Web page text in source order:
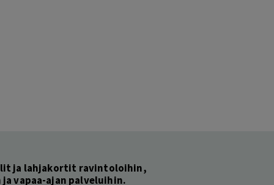
ja lahjakortit ravintoloihin,
vapaa-ajan palveluihin.